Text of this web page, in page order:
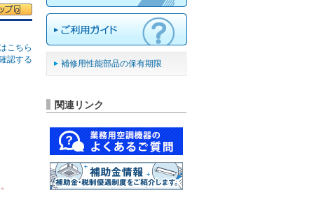
こちら
認する
補修用性能部品の保有期限
関連リンク